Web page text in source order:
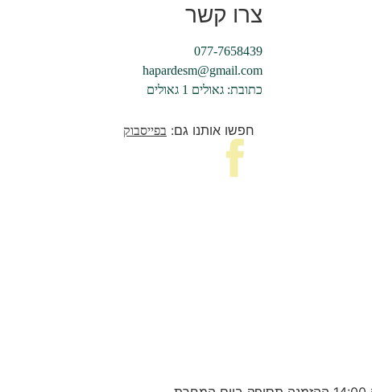
צרו קשר
077-7658439
hapardesm@gmail.com
כתובת: גאולים 1 גאולים
חפשו אותנו גם: בפייסבוק